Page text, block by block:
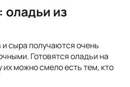
из
сыра получаются очень
Готовятся оладьи на
их можно смело есть тем, кто